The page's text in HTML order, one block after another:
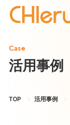
Case
活用事例
TOP 活用事例